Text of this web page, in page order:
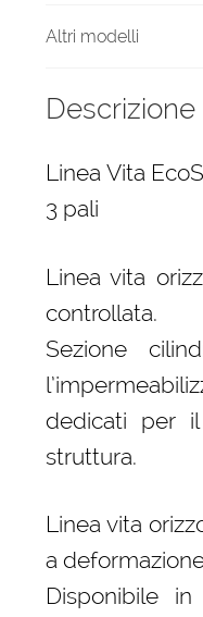
Altri modelli
Descrizione
Linea Vita
3 pali
Linea vita
controllata.
Sezione
dedicati per il
struttura.
Linea vita
a
Disponibile